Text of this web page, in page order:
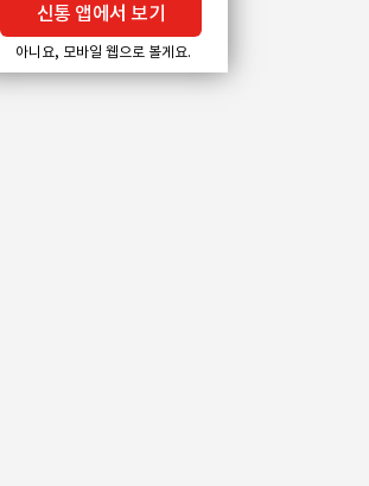
신통 앱에서 보기
아니요, 모바일 웹으로 볼게요.